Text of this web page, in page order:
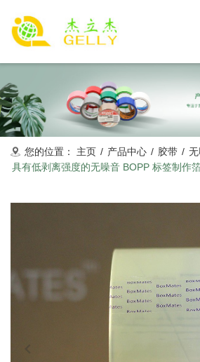
您的位置： 主页 / 产品中心 / 胶带 /
具有低剥离强度的无噪音 BOPP 标签制作